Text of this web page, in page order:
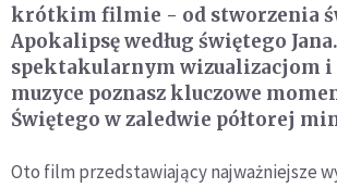
krótkim filmie - od stworzenia
Apokalipsę według świętego
spektakularnym wizualizacjom
muzyce poznasz kluczowe
Świętego w zaledwie półtorej
Oto film przedstawiający najważniejsze